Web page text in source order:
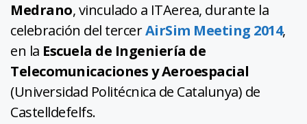
Medrano, vinculado a ITAerea, durante la
celebración del tercerAirSim Meeting 2014,
en la Escuela de Ingeniería de
Telecomunicaciones y Aeroespacial
(Universidad Politécnica de Catalunya) de
Castelldefelfs.